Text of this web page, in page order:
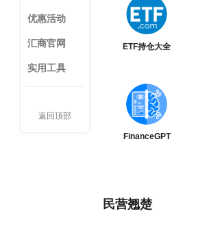
ETF持仓大全
FinanceGPT
民营翘楚
优惠活动
汇商官网
实用工具
返回頂部